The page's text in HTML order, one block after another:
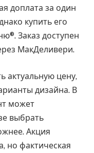
доплата за один
купить его
Заказ доступен
МакДеливери.
актуальную цену,
дизайна. В
может
выбрать
Акция
но фактическая